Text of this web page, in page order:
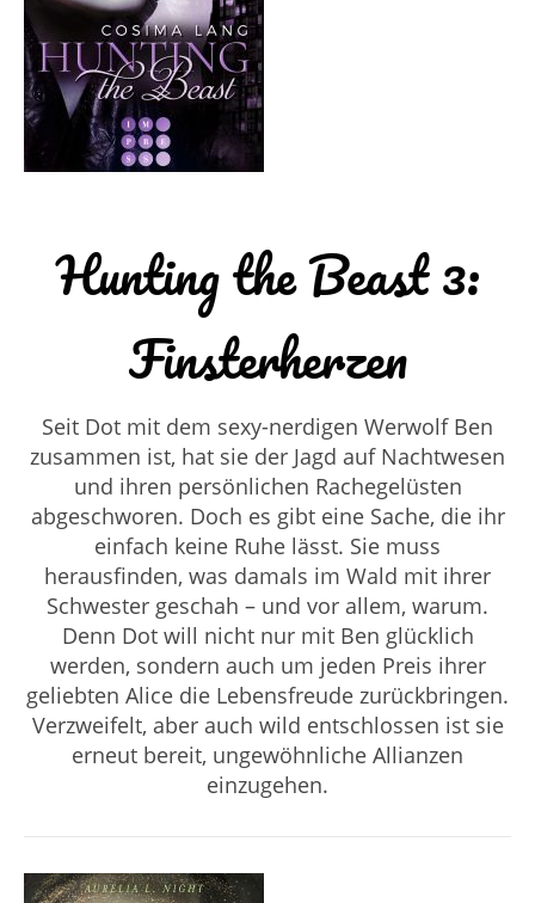
Hunting the Beast 3:
Finsterherzen
Seit Dot mit dem sexy-nerdigen Werwolf Ben
zusammen ist, hat sie der Jagd auf Nachtwesen
und ihren persönlichen Rachegelüsten
abgeschworen. Doch es gibt eine Sache, die ihr
einfach keine Ruhe lässt. Sie muss
herausfinden, was damals im Wald mit ihrer
Schwester geschah – und vor allem, warum.
Denn Dot will nicht nur mit Ben glücklich
werden, sondern auch um jeden Preis ihrer
geliebten Alice die Lebensfreude zurückbringen.
Verzweifelt, aber auch wild entschlossen ist sie
erneut bereit, ungewöhnliche Allianzen
einzugehen.